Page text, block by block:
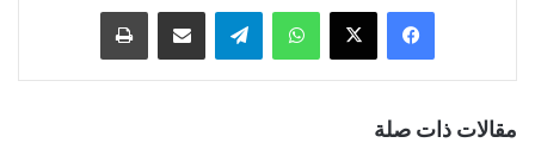
فيسبوك ‫X واتساب تيلقرام مشاركة عبر البريد طباعة
مقالات ذات صلة